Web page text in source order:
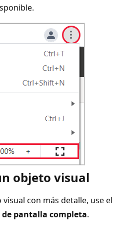
objeto visual
con más detalle, use el
de pantalla completa.